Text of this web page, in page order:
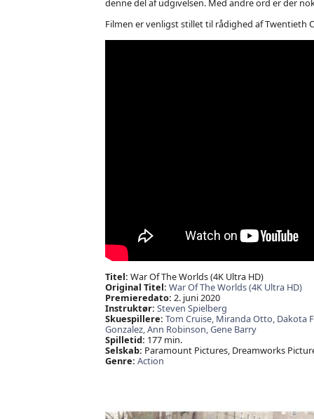
denne del af udgivelsen. Med andre ord er der
Filmen er venligst stillet til rådighed af Twentieth
Titel: War Of The Worlds (4K Ultra HD)
Original Titel: War Of The Worlds (4K Ultra HD)
Premieredato: 2. juni 2020
Instruktør: Steven Spielberg
Skuespillere: Tom Cruise, Miranda Otto, Dakota
Gonzalez,Ann Robinson,Gene Barry
Spilletid: 177 min.
Selskab: Paramount Pictures, Dreamworks
Genre: Action